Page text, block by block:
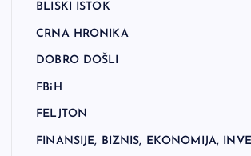
BLISKI ISTOK
CRNA HRONIKA
DOBRO DOŠLI
FBiH
FELJTON
FINANSIJE, BIZNIS, EKONOMIJA,